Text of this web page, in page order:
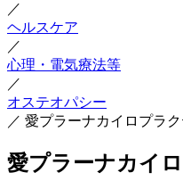
／
ヘルスケア
／
心理・電気療法等
／
オステオパシー
／ 愛プラーナカイロプラ
愛プラーナカイ